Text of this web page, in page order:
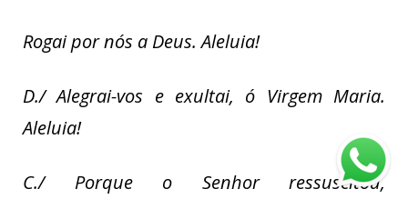
Rogai por nós a Deus. Aleluia!
D./ Alegrai-vos e exultai, ó Virgem Maria.
Aleluia!
C./ Porque o Senhor ressuscitou,